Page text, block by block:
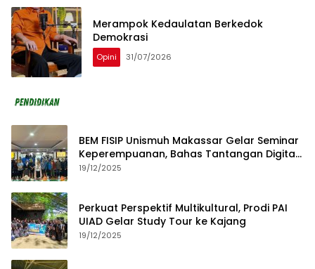
Merampok Kedaulatan Berkedok
Demokrasi
Opini 31/07/2026
BEM FISIP Unismuh Makassar Gelar Seminar
Keperempuanan, Bahas Tantangan Digital
dan Budaya Lokal
19/12/2025
Perkuat Perspektif Multikultural, Prodi PAI
UIAD Gelar Study Tour ke Kajang
19/12/2025